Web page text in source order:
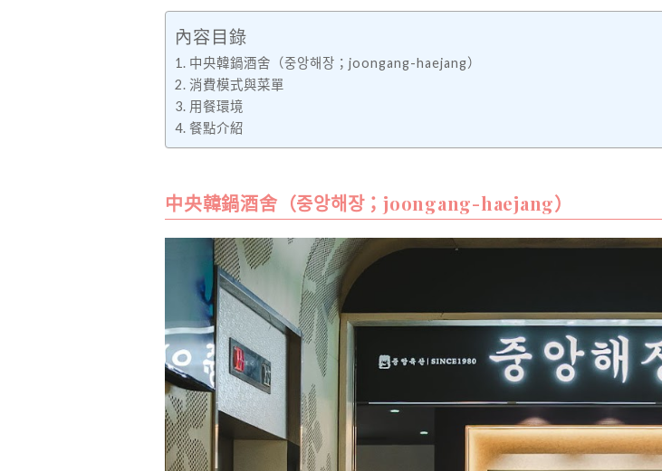
內容目錄
中央韓鍋酒舍（중앙해장；joongang-haejang）
消費模式與菜單
用餐環境
餐點介紹
中央韓鍋酒舍（중앙해장；joongang-haejang）